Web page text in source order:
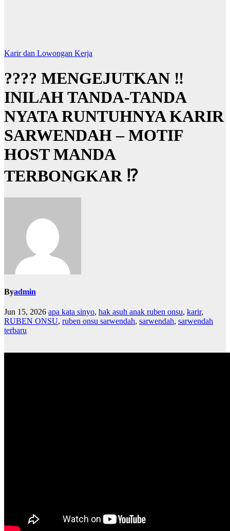
Karir dan Lowongan Kerja
???? MENGEJUTKAN ‼️
INILAH TANDA-TANDA
NYATA RUNTUHNYA KARIR
SARWENDAH – MOTIF
HOST MANDA
TERBONGKAR ⁉️
Byadmin
Jun 15, 2026 apa kata sinyo, hak asuh anak ruben onsu, karir,
RUBEN ONSU, ruben onsu sarwendah, sarwendah, sarwendah
terbaru